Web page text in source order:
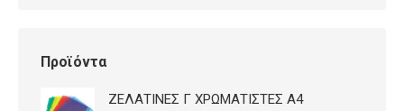
Προϊόντα
ΖΕΛΑΤΙΝΕΣ Γ ΧΡΩΜΑΤΙΣΤΕΣ Α4